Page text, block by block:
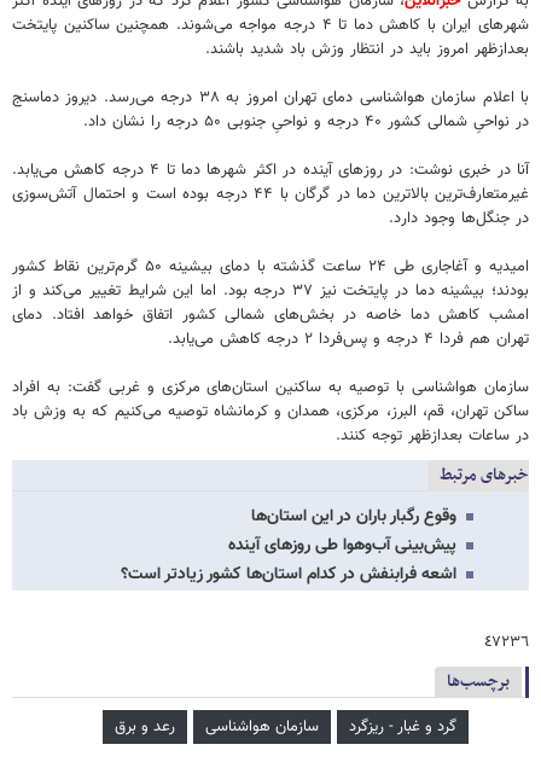
شهرهای ایران با کاهش دما تا ۴ درجه مواجه می‌شوند. همچنین ساکنین پایتخت
بعدازظهر امروز باید در انتظار وزش باد شدید باشند.
با اعلام سازمان هواشناسی دمای تهران امروز به ۳۸ درجه می‌رسد. دیروز دماسنج
در نواحیِ شمالی کشور ۴۰ درجه و نواحیِ جنوبی ۵۰ درجه را نشان داد.
آنا در خبری نوشت: در روزهای آینده در اکثر شهرها دما تا ۴ درجه کاهش می‌یابد.
غیرمتعارف‌ترین بالاترین دما در گرگان با ۴۴ درجه بوده است و احتمال آتش‌سوزی
در جنگل‌ها وجود دارد.
امیدیه و آغاجاری طی ۲۴ ساعت گذشته با دمای بیشینه ۵۰ گرم‌ترین نقاط کشور
بودند؛ بیشینه دما در پایتخت نیز ۳۷ درجه بود. اما این شرایط تغییر می‌کند و از
امشب کاهش دما خاصه در بخش‌های شمالی کشور اتفاق خواهد افتاد. دمای
تهران هم فردا ۴ درجه و پس‌فردا ۲ درجه کاهش می‌یابد.
سازمان هواشناسی با توصیه به ساکنین استان‌های مرکزی و غربی گفت: به افراد
ساکن تهران، قم، البرز، مرکزی، همدان و کرمانشاه توصیه می‌کنیم که به وزش باد
در ساعات بعدازظهر توجه کنند.
خبرهای مرتبط
وقوع رگبار باران در این استان‌ها
پیش‌بینی آب‌وهوا طی روزهای آینده
اشعه فرابنفش در کدام استان‌ها کشور زیادتر است؟
٤٧٢٣٦
برچسب‌ها
گرد و غبار - ریزگرد سازمان هواشناسی رعد و برق